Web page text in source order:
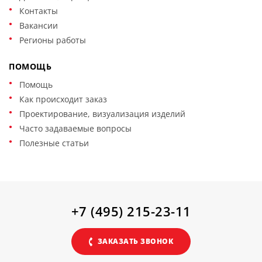
электроинструмента, лако-красочных материалов. Для
исключения риска используется специальные виды
сварки, панели для защиты окружающей обстановки.
Контакты
Вакансии
Регионы работы
ПОМОЩЬ
Помощь
Как происходит заказ
Проектирование, визуализация изделий
Часто задаваемые вопросы
Полезные статьи
+7 (495) 215-23-11
ЗАКАЗАТЬ ЗВОНОК